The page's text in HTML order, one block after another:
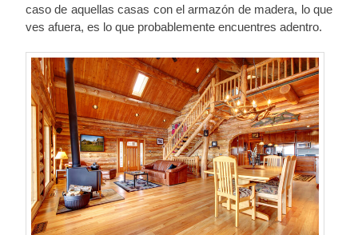
caso de aquellas casas con el armazón de madera, lo que
ves afuera, es lo que probablemente encuentres adentro.